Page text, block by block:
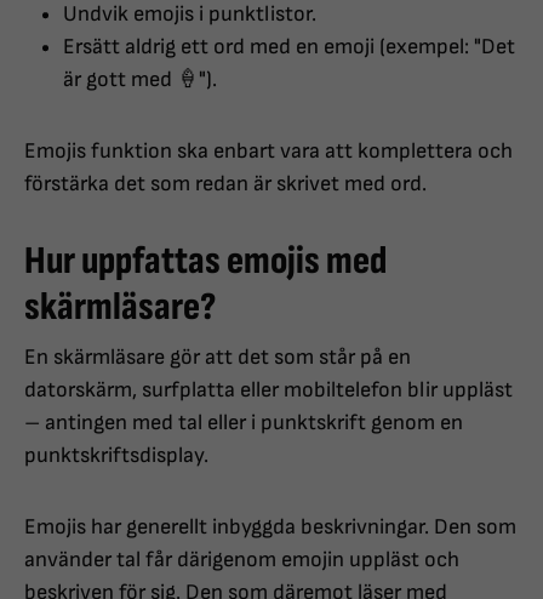
Undvik emojis i punktlistor.
Ersätt aldrig ett ord med en emoji (exempel: "Det
är gott med 🍦").
Emojis funktion ska enbart vara att komplettera och
förstärka det som redan är skrivet med ord.
Hur uppfattas emojis med
skärmläsare?
En skärmläsare gör att det som står på en
datorskärm, surfplatta eller mobiltelefon blir uppläst
– antingen med tal eller i punktskrift genom en
punktskriftsdisplay.
Emojis har generellt inbyggda beskrivningar. Den som
använder tal får därigenom emojin uppläst och
beskriven för sig. Den som däremot läser med